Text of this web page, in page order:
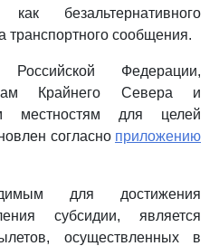
безальтернативного
транспортного сообщения.
Российской Федерации,
Крайнего Севера и
местностям для целей
согласно приложению
для достижения
субсидии, является
осуществленных в